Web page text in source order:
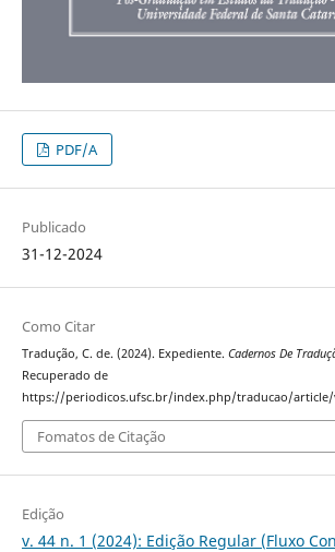
PDF/A
Publicado
31-12-2024
Como Citar
Tradução, C. de. (2024). Expediente. Cadernos De
Recuperado de
https://periodicos.ufsc.br/index.php/traducao/article/
Fomatos de Citação
Edição
v. 44 n. 1 (2024): Edição Regular (Fluxo